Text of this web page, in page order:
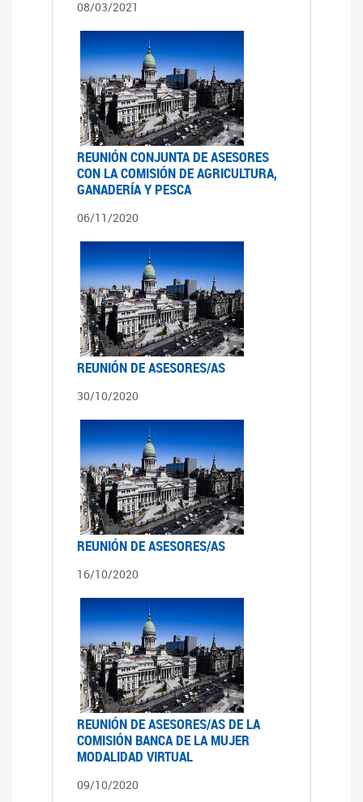
08/03/2021
REUNIÓN CONJUNTA DE ASESORES
CON LA COMISIÓN DE AGRICULTURA,
GANADERÍA Y PESCA
06/11/2020
REUNIÓN DE ASESORES/AS
30/10/2020
REUNIÓN DE ASESORES/AS
16/10/2020
REUNIÓN DE ASESORES/AS DE LA
COMISIÓN BANCA DE LA MUJER
MODALIDAD VIRTUAL
09/10/2020